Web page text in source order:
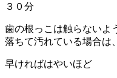
３０分
歯の根っこは触らないよ
落ちて汚れている場合は
早ければは